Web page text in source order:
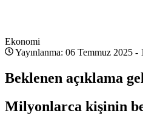
Ekonomi
Yayınlanma: 06 Temmuz 2025 -
Beklenen açıklama
Milyonlarca kişinin